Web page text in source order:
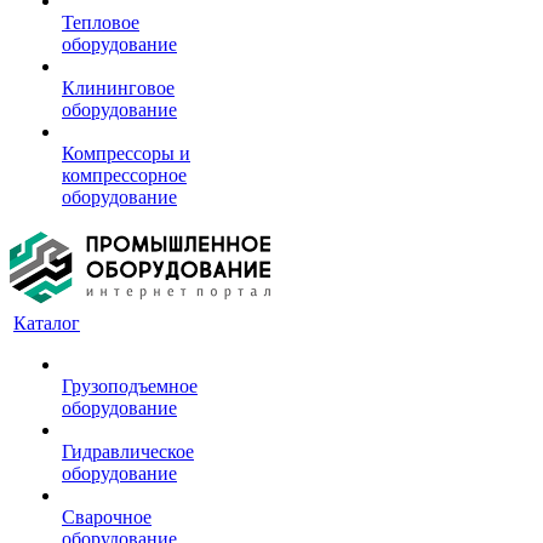
Тепловое
оборудование
Клининговое
оборудование
Компрессоры и
компрессорное
оборудование
Каталог
Грузоподъемное
оборудование
Гидравлическое
оборудование
Сварочное
оборудование